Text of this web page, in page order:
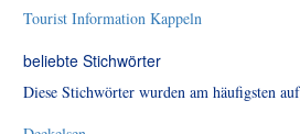
Tourist Information Kappeln
beliebte Stichwörter
Diese Stichwörter wurden am häufigsten